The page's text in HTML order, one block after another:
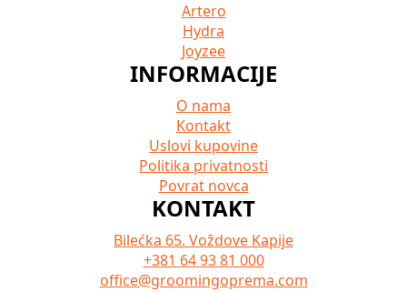
Artero
Hydra
Joyzee
INFORMACIJE
O nama
Kontakt
Uslovi kupovine
Politika privatnosti
Povrat novca
KONTAKT
Bilećka 65. Voždove Kapije
+381 64 93 81 000
office@groomingoprema.com